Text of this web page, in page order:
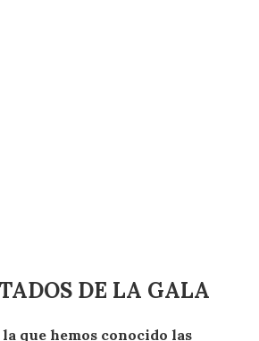
DE LA GALA
que hemos conocido las